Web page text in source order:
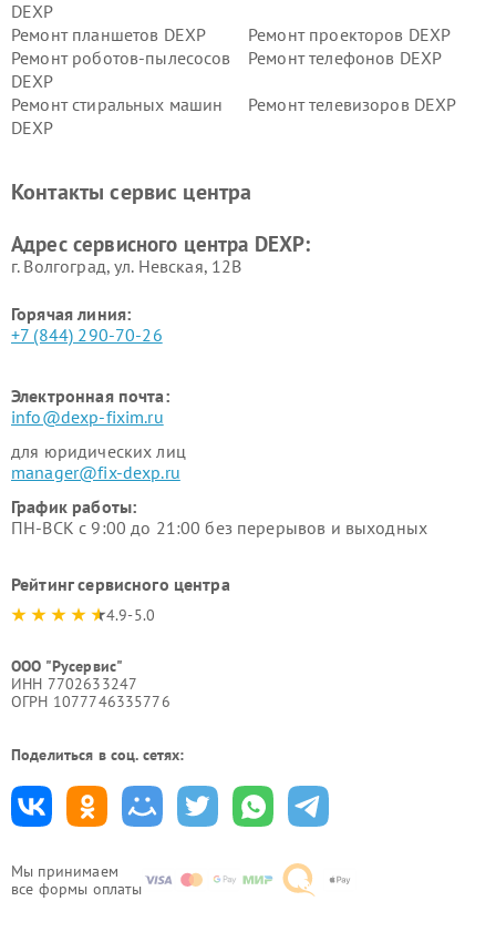
Мы принимаем
все формы оплаты
DEXP
Ремонт планшетов DEXP
Ремонт проекторов DEXP
Ремонт роботов-пылесосов
DEXP
Ремонт телефонов DEXP
Ремонт стиральных машин
DEXP
Ремонт телевизоров DEXP
Ремонт серверов DEXP
Ремонт мини пк DEXP
Контакты сервис центра
Адрес сервисного центра DEXP:
г. Волгоград, ул. Невская, 12В
Горячая линия:
+7 (844) 290-70-26
Электронная почта:
info@dexp-fixim.ru
для юридических лиц
manager@fix-dexp.ru
График работы:
ПН-ВСК с 9:00 до 21:00 без перерывов и выходных
Рейтинг сервисного центра
4.9-5.0
ООО "Русервис"
ИНН 7702633247
ОГРН 1077746335776
Поделиться в соц. сетях: